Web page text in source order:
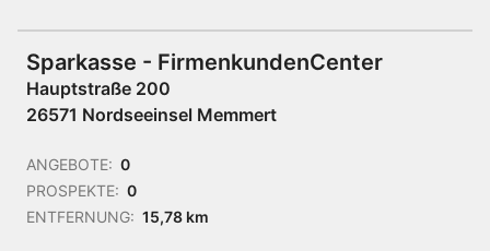
Sparkasse - FirmenkundenCenter
Hauptstraße 200
26571 Nordseeinsel Memmert
ANGEBOTE: 0
PROSPEKTE: 0
ENTFERNUNG: 15,78 km